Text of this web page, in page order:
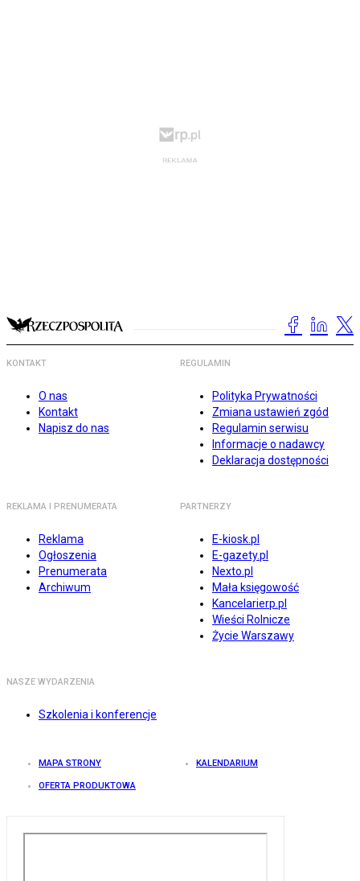
KONTAKT
O nas
Kontakt
Napisz do nas
REGULAMIN
Polityka Prywatności
Zmiana ustawień zgód
Regulamin serwisu
Informacje o nadawcy
Deklaracja dostępności
REKLAMA I PRENUMERATA
Reklama
Ogłoszenia
Prenumerata
Archiwum
PARTNERZY
E-kiosk.pl
E-gazety.pl
Nexto.pl
Mała księgowość
Kancelarierp.pl
Wieści Rolnicze
Życie Warszawy
NASZE WYDARZENIA
Szkolenia i konferencje
MAPA STRONY KALENDARIUM
OFERTA PRODUKTOWA